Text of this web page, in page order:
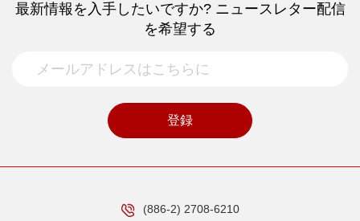
最新情報を入手したいですか? ニュースレター配信
を希望する
登録
(886-2) 2708-6210